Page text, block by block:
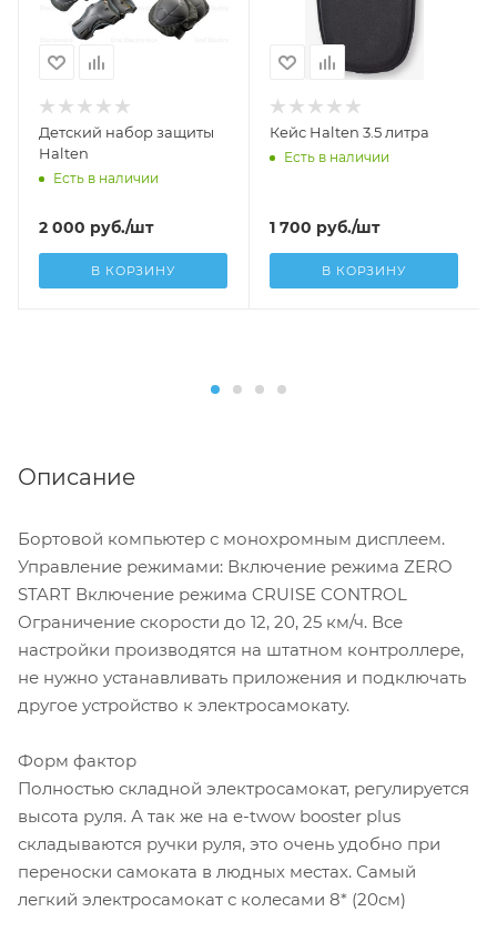
Детский набор защиты
Halten
Есть в наличии
2 000 руб./шт
В КОРЗИНУ
Кейс Halten 3.5 литра
Есть в наличии
1 700 руб./шт
В КОРЗИНУ
Описание
Бортовой компьютер с монохромным дисплеем.
Управление режимами: Включение режима ZERO
START Включение режима CRUISE CONTROL
Ограничение скорости до 12, 20, 25 км/ч. Все
настройки производятся на штатном контроллере,
не нужно устанавливать приложения и подключать
другое устройство к электросамокату.
Форм фактор
Полностью складной электросамокат, регулируется
высота руля. А так же на e-twow booster plus
складываются ручки руля, это очень удобно при
переноски самоката в людных местах. Самый
легкий электросамокат с колесами 8* (20см)